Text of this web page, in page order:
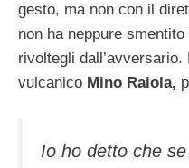
gesto, ma non con il
non ha neppure
rivoltegli
vulcanico Mino Raiola,
Io ho detto che